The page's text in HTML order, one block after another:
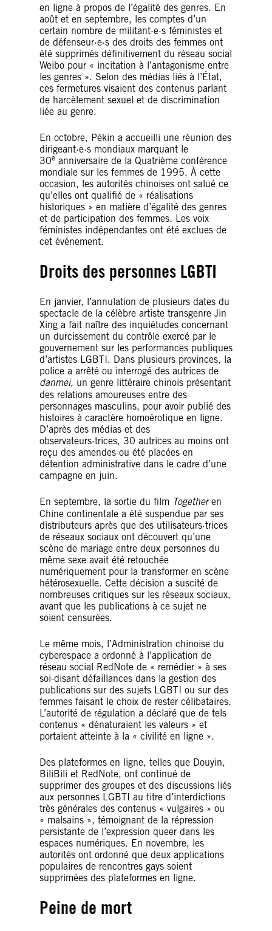
en ligne à propos de l’égalité des genres. En
août et en septembre, les comptes d’un
certain nombre de militant·e·s féministes et
de défenseur·e·s des droits des femmes ont
été supprimés définitivement du réseau social
Weibo pour « incitation à l’antagonisme entre
les genres ». Selon des médias liés à l’État,
ces fermetures visaient des contenus parlant
de harcèlement sexuel et de discrimination
liée au genre.
En octobre, Pékin a accueilli une réunion des
dirigeant·e·s mondiaux marquant le
30e anniversaire de la Quatrième conférence
mondiale sur les femmes de 1995. À cette
occasion, les autorités chinoises ont salué ce
qu’elles ont qualifié de « réalisations
historiques » en matière d’égalité des genres
et de participation des femmes. Les voix
féministes indépendantes ont été exclues de
cet événement.
Droits des personnes LGBTI
En janvier, l’annulation de plusieurs dates du
spectacle de la célèbre artiste transgenre Jin
Xing a fait naître des inquiétudes concernant
un durcissement du contrôle exercé par le
gouvernement sur les performances publiques
d’artistes LGBTI. Dans plusieurs provinces, la
police a arrêté ou interrogé des autrices de
danmei, un genre littéraire chinois présentant
des relations amoureuses entre des
personnages masculins, pour avoir publié des
histoires à caractère homoérotique en ligne.
D’après des médias et des
observateurs·trices, 30 autrices au moins ont
reçu des amendes ou été placées en
détention administrative dans le cadre d’une
campagne en juin.
En septembre, la sortie du film Togetheren
Chine continentale a été suspendue par ses
distributeurs après que des utilisateurs·trices
de réseaux sociaux ont découvert qu’une
scène de mariage entre deux personnes du
même sexe avait été retouchée
numériquement pour la transformer en scène
hétérosexuelle. Cette décision a suscité de
nombreuses critiques sur les réseaux sociaux,
avant que les publications à ce sujet ne
soient censurées.
Le même mois, l’Administration chinoise du
cyberespace a ordonné à l’application de
réseau social RedNote de « remédier » à ses
soi-disant défaillances dans la gestion des
publications sur des sujets LGBTI ou sur des
femmes faisant le choix de rester célibataires.
L’autorité de régulation a déclaré que de tels
contenus « dénaturaient les valeurs » et
portaient atteinte à la « civilité en ligne ».
Des plateformes en ligne, telles que Douyin,
BiliBili et RedNote, ont continué de
supprimer des groupes et des discussions liés
aux personnes LGBTI au titre d’interdictions
très générales des contenus « vulgaires » ou
« malsains », témoignant de la répression
persistante de l’expression queer dans les
espaces numériques. En novembre, les
autorités ont ordonné que deux applications
populaires de rencontres gays soient
supprimées des plateformes en ligne.
Peine de mort